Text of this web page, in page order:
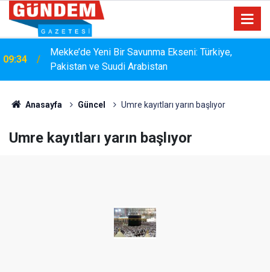
15:33 YANGIN RİSKİNE KARŞI KAPSAMLI TEMİZLİK
Anasayfa Güncel Umre kayıtları yarın başlıyor
Umre kayıtları yarın başlıyor